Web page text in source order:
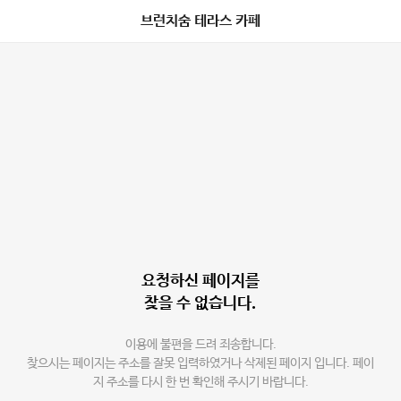
브런치숨 테라스 카페
요청하신 페이지를
찾을 수 없습니다.
이용에 불편을 드려 죄송합니다.
찾으시는 페이지는 주소를 잘못 입력하였거나 삭제된 페이지 입니다. 페이
지 주소를 다시 한 번 확인해 주시기 바랍니다.